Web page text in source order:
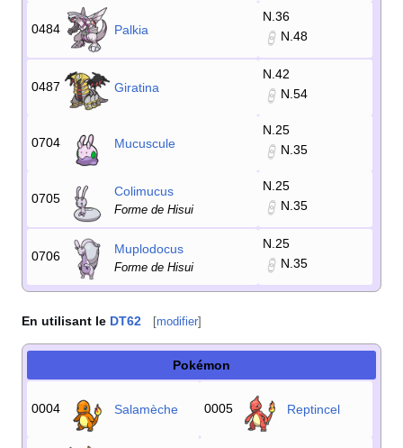
0484 Palkia
N.36
N.48
0487 Giratina
N.42
N.54
0704 Mucuscule
N.25
N.35
0705 Colimucus
Forme de Hisui
N.25
N.35
0706 Muplodocus
Forme de Hisui
N.25
N.35
En utilisant le DT62 [modifier]
Pokémon
0004 Salamèche 0005 Reptincel